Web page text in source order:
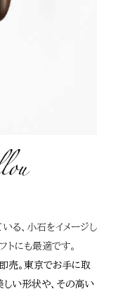
る、小石をイメージし
トにも最適です。
売。東京でお手に取
しい形状や、その高い